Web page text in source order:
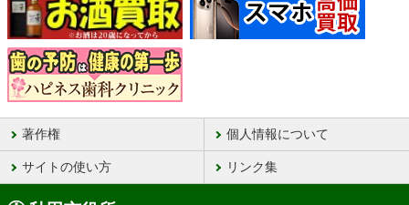
著作権 個人情報について
サイトの使い方 リンク集